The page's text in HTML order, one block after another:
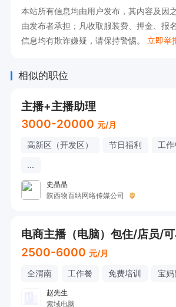
本站所有信息均由用户发布，其内容及因
由发布者承担；凡收取服装费、押金、报
信息均有欺诈嫌疑，请保持警惕。 立即举
相似的职位
主播+主播助理
3000-20000 元/月
高新区（开发区） 节日福利 工作
...
史晶晶
陕西物百纳网络传媒公司
电商主播（电脑）包住/店员/
2500-6000 元/月
全渭南 工作餐 免费培训 宝妈
赵先生
索域电脑